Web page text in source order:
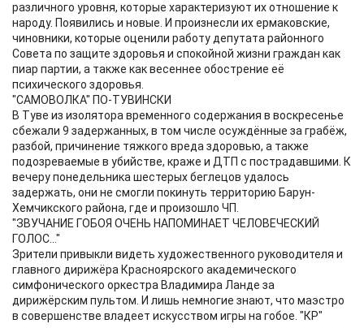
различного уровня, которые характеризуют их отношение к
народу. Появились и новые. И произнесли их ермаковские,
чиновники, которые оценили работу депутата районного
Совета по защите здоровья и спокойной жизни граждан как
пиар партии, а также как весеннее обострение её
психического здоровья.
"САМОВОЛКА" ПО-ТУВИНСКИ
В Туве из изолятора временного содержания в воскресенье
сбежали 9 задержанных, в том числе осуждённые за грабёж,
разбой, причинение тяжкого вреда здоровью, а также
подозреваемые в убийстве, краже и ДТП с пострадавшими. К
вечеру понедельника шестерых беглецов удалось
задержать, они не смогли покинуть территорию Барун-
Хемчикского района, где и произошло ЧП.
"ЗВУЧАНИЕ ГОБОЯ ОЧЕНЬ НАПОМИНАЕТ ЧЕЛОВЕЧЕСКИЙ
ГОЛОС..."
Зрители привыкли видеть художественного руководителя и
главного дирижёра Красноярского академического
симфонического оркестра Владимира Ланде за
дирижёрским пультом. И лишь немногие знают, что маэстро
в совершенстве владеет искусством игры на гобое. "КР"